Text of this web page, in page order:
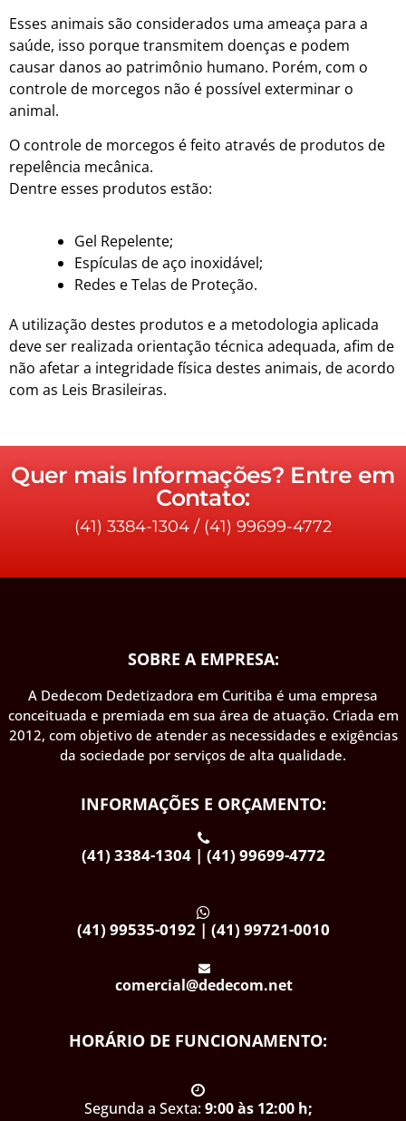
Esses animais são considerados uma ameaça para a
saúde, isso porque transmitem doenças e podem
causar danos ao patrimônio humano. Porém, com o
controle de morcegos não é possível exterminar o
animal.
O controle de morcegos é feito através de produtos de
repelência mecânica.
Dentre esses produtos estão:
Gel Repelente;
Espículas de aço inoxidável;
Redes e Telas de Proteção.
A utilização destes produtos e a metodologia aplicada
deve ser realizada orientação técnica adequada, afim de
não afetar a integridade física destes animais, de acordo
com as Leis Brasileiras.
Quer mais Informações? Entre em
Contato:
(41) 3384-1304 / (41) 99699-4772
SOBRE A EMPRESA:
A Dedecom Dedetizadora em Curitiba é uma empresa
conceituada e premiada em sua área de atuação. Criada em
2012, com objetivo de atender as necessidades e exigências
da sociedade por serviços de alta qualidade.
INFORMAÇÕES E ORÇAMENTO:
(41) 3384-1304 | (41) 99699-4772
(41) 99535-0192 | (41) 99721-0010
comercial@dedecom.net
HORÁRIO DE FUNCIONAMENTO:
Segunda a Sexta:9:00 às 12:00 h;